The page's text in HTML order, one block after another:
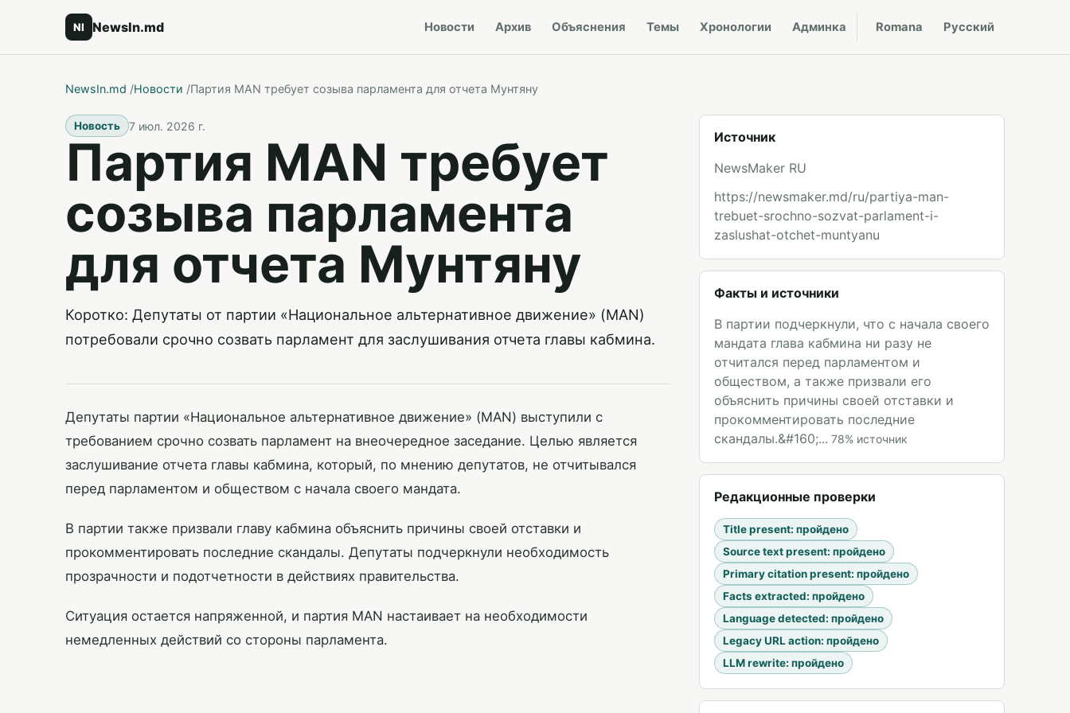
NI NewsIn.md Новости Архив Объяснения Темы Хронологии Админка Romana Русский
NewsIn.md /Новости /Партия MAN требует созыва парламента для отчета Мунтяну
Новость 7 июл. 2026 г.
Партия MAN требует
созыва парламента
для отчета Мунтяну
Коротко: Депутаты от партии «Национальное альтернативное движение» (MAN)
потребовали срочно созвать парламент для заслушивания отчета главы кабмина.
Депутаты партии «Национальное альтернативное движение» (MAN) выступили с
требованием срочно созвать парламент на внеочередное заседание. Целью является
заслушивание отчета главы кабмина, который, по мнению депутатов, не отчитывался
перед парламентом и обществом с начала своего мандата.
В партии также призвали главу кабмина объяснить причины своей отставки и
прокомментировать последние скандалы. Депутаты подчеркнули необходимость
прозрачности и подотчетности в действиях правительства.
Ситуация остается напряженной, и партия MAN настаивает на необходимости
немедленных действий со стороны парламента.
Источник
NewsMaker RU
https://newsmaker.md/ru/partiya-man-
trebuet-srochno-sozvat-parlament-i-
zaslushat-otchet-muntyanu
Факты и источники
В партии подчеркнули, что с начала своего
мандата глава кабмина ни разу не
отчитался перед парламентом и
обществом, а также призвали его
объяснить причины своей отставки и
прокомментировать последние
скандалы.&#160;... 78% источник
Редакционные проверки
Title present: пройдено
Source text present: пройдено
Primary citation present: пройдено
Facts extracted: пройдено
Language detected: пройдено
Legacy URL action: пройдено
LLM rewrite: пройдено